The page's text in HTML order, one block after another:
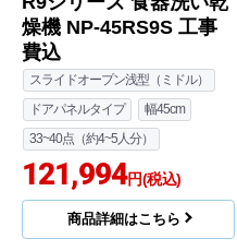
洗い乾燥機 EW-45R3S
工事費込
幅45cm
ドアパネルタイプ
33~40点（約4~5人分）
スライドオープン浅型（ミドル）
93,551円(税込)
商品詳細はこちら